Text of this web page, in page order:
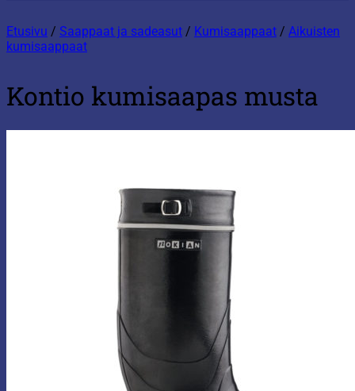
Etusivu / Saappaat ja sadeasut / Kumisaappaat / Aikuisten
kumisaappaat
Kontio kumisaapas musta